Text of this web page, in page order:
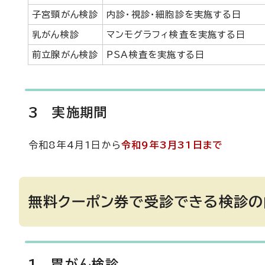
子宮頸がん検診 内診・視診・細胞診を実施する日
乳がん検診 マンモグラフィ検査を実施する日
前立腺がん検診 PSA検査を実施する日
3 実施期間
令和8年4月1日から令和9年3月31日まで
無料クーポン券で受診できる検診